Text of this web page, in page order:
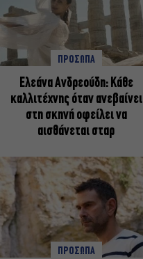
ΠΡΟΣΩΠΑ
Ελεάνα Ανδρεούδη: Κάθε
καλλιτέχνης όταν ανεβαίνει
στη σκηνή οφείλει να
αισθάνεται σταρ
ΠΡΟΣΩΠΑ